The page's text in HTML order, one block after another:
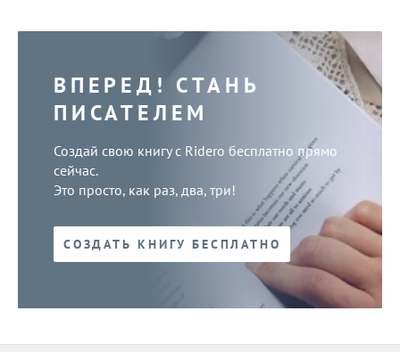
ВПЕРЕД! СТАНЬ
ПИСАТЕЛЕМ
Создай свою книгу с Ridero бесплатно прямо
сейчас.
Это просто, как раз, два, три!
СОЗДАТЬ КНИГУ БЕСПЛАТНО